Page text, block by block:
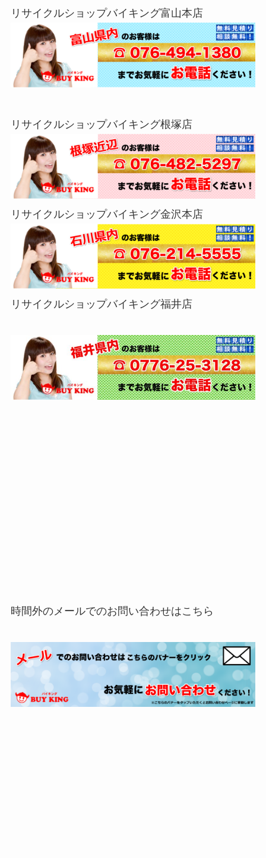
リサイクルショップバイキング富山本店
リサイクルショップバイキング根塚店
リサイクルショップバイキング金沢本店
リサイクルショップバイキング福井店
時間外のメールでのお問い合わせはこちら